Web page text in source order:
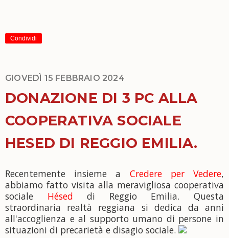
Condividi
GIOVEDÌ 15 FEBBRAIO 2024
DONAZIONE DI 3 PC ALLA
COOPERATIVA SOCIALE
HESED DI REGGIO EMILIA.
Recentemente insieme a Credere per Vedere,
abbiamo fatto visita alla meravigliosa cooperativa
sociale Hésed di Reggio Emilia. Questa
straordinaria realtà reggiana si dedica da anni
all'accoglienza e al supporto umano di persone in
situazioni di precarietà e disagio sociale.